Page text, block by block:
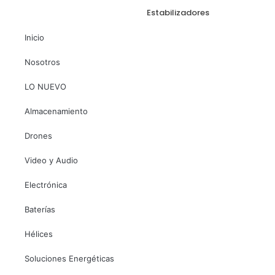
Estabilizadores
Inicio
Nosotros
LO NUEVO
Almacenamiento
Drones
Video y Audio
Electrónica
Baterías
Hélices
Soluciones Energéticas